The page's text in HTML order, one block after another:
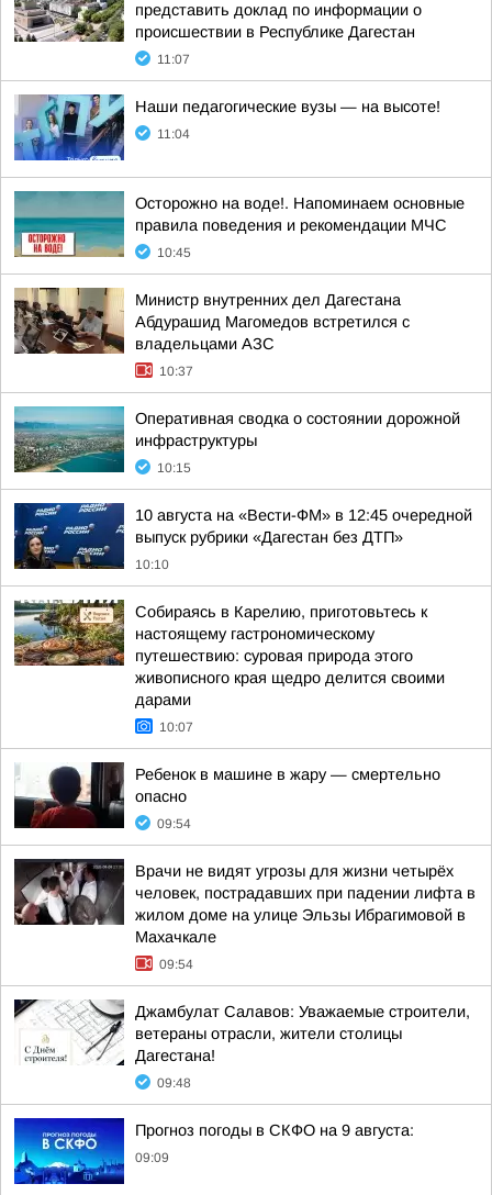
представить доклад по информации о
происшествии в Республике Дагестан
11:07
Наши педагогические вузы — на высоте!
11:04
Осторожно на воде!. Напоминаем основные
правила поведения и рекомендации МЧС
10:45
Министр внутренних дел Дагестана
Абдурашид Магомедов встретился с
владельцами АЗС
10:37
Оперативная сводка о состоянии дорожной
инфраструктуры
10:15
10 августа на «Вести-ФМ» в 12:45 очередной
выпуск рубрики «Дагестан без ДТП»
10:10
Собираясь в Карелию, приготовьтесь к
настоящему гастрономическому
путешествию: суровая природа этого
живописного края щедро делится своими
дарами
10:07
Ребенок в машине в жару — смертельно
опасно
09:54
Врачи не видят угрозы для жизни четырёх
человек, пострадавших при падении лифта в
жилом доме на улице Эльзы Ибрагимовой в
Махачкале
09:54
Джамбулат Салавов: Уважаемые строители,
ветераны отрасли, жители столицы
Дагестана!
09:48
Прогноз погоды в СКФО на 9 августа:
09:09